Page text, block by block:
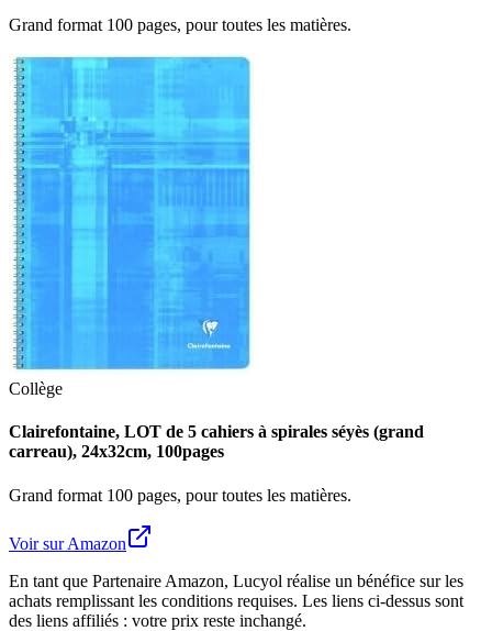
Grand format 100 pages, pour toutes les matières.
Collège
Clairefontaine, LOT de 5 cahiers à spirales séyès (grand
carreau), 24x32cm, 100pages
Grand format 100 pages, pour toutes les matières.
Voir sur Amazon
En tant que Partenaire Amazon, Lucyol réalise un bénéfice sur les
achats remplissant les conditions requises. Les liens ci-dessus sont
des liens affiliés : votre prix reste inchangé.